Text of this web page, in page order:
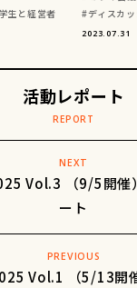
学生と経営者
ディスカ
2023.07.31
活動レポート
NEXT
Vol.3 （9/5開催
ート
PREVIOUS
Vol.1 （5/13開